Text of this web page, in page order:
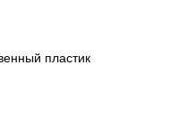
пластик